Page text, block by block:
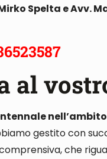
Spelta e Avv.
al
gestito con
, che